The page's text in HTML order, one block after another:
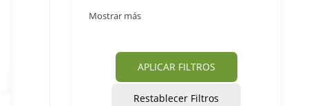
Mostrar más
APLICAR FILTROS
Restablecer Filtros